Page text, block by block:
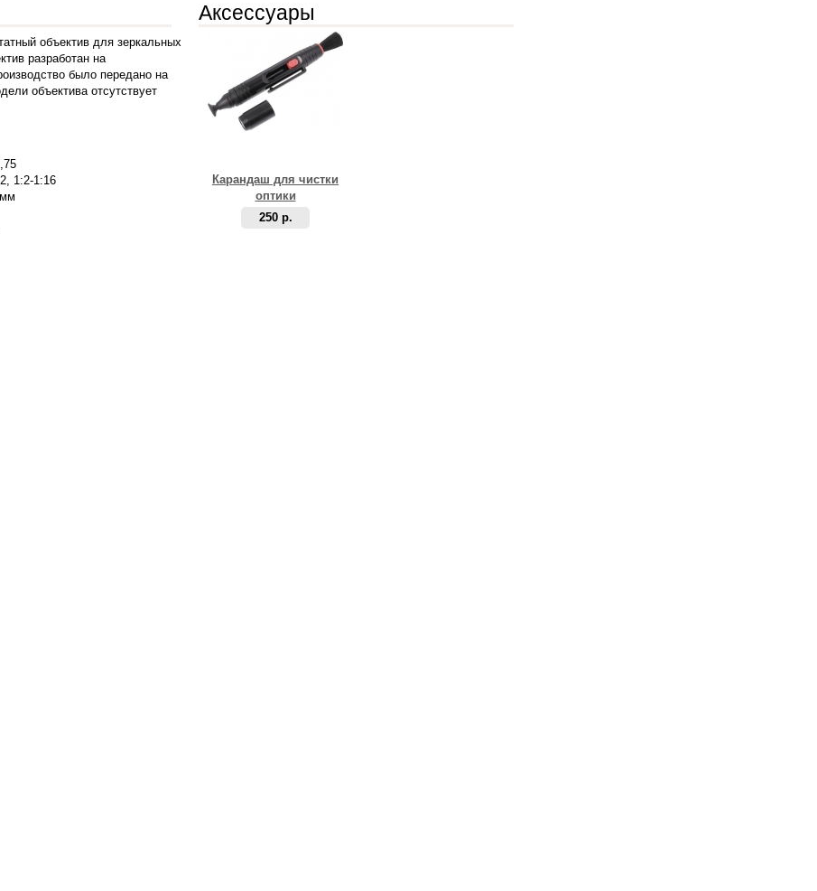
Аксессуары
Карандаш для чистки
оптики
250 р.
объектив для зеркальных
разработан на
было передано на
объектива отсутствует
1:2-1:16